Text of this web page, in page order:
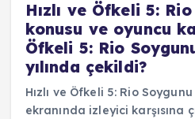
Hızlı ve Öfkeli 5:
konusu ve oyuncu
Öfkeli 5: Rio
yılında çekildi?
Hızlı ve Öfkeli 5: Rio
ekranında izleyici karşısına